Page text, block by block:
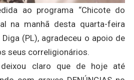
ao programa “Chicote do
na manhã desta quarta-feira
(PL), agradeceu o apoio de
seus correligionários.
claro que de hoje até